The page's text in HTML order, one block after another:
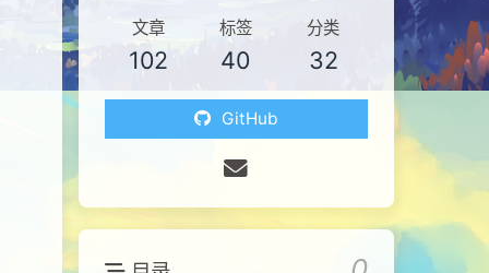
文章
102
标签
40
分类
32
GitHub